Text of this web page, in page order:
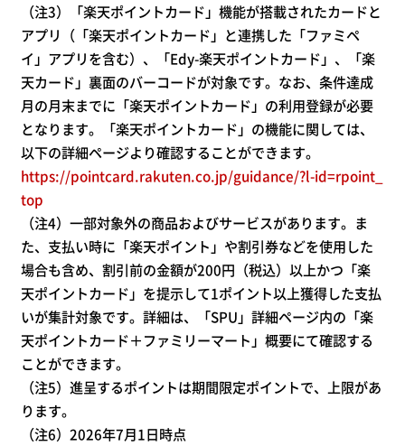
（注3）「楽天ポイントカード」機能が搭載されたカードと
アプリ（「楽天ポイントカード」と連携した「ファミペ
イ」アプリを含む）、「Edy-楽天ポイントカード」、「楽
天カード」裏面のバーコードが対象です。なお、条件達成
月の月末までに「楽天ポイントカード」の利用登録が必要
となります。「楽天ポイントカード」の機能に関しては、
以下の詳細ページより確認することができます。
https://pointcard.rakuten.co.jp/guidance/?l-id=rpoint_
top
（注4）一部対象外の商品およびサービスがあります。ま
た、支払い時に「楽天ポイント」や割引券などを使用した
場合も含め、割引前の金額が200円（税込）以上かつ「楽
天ポイントカード」を提示して1ポイント以上獲得した支払
いが集計対象です。詳細は、「SPU」詳細ページ内の「楽
天ポイントカード＋ファミリーマート」概要にて確認する
ことができます。
（注5）進呈するポイントは期間限定ポイントで、上限があ
ります。
（注6）2026年7月1日時点